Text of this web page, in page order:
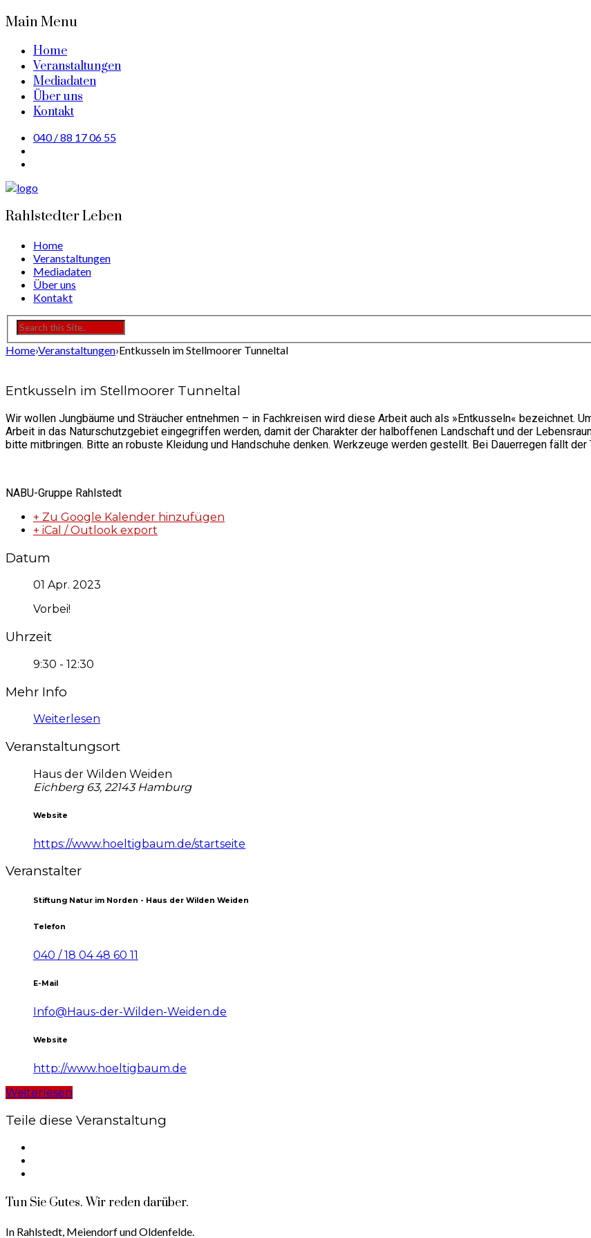
Main Menu
Home
Veranstaltungen
Mediadaten
Über uns
Kontakt
040 / 88 17 06 55
Rahlstedter Leben
Home
Veranstaltungen
Mediadaten
Über uns
Kontakt
Home›Veranstaltungen›Entkusseln im Stellmoorer Tunneltal
Entkusseln im Stellmoorer Tunneltal
Wir wollen Jungbäume und Sträucher entnehmen – in Fachkreisen wird diese Arbeit auch als »Entkusseln« bezeichnet.
Arbeit in das Naturschutzgebiet eingegriffen werden, damit der Charakter der halboffenen Landschaft und der
bitte mitbringen. Bitte an robuste Kleidung und Handschuhe denken. Werkzeuge werden gestellt. Bei Dauerregen fällt der
NABU-Gruppe Rahlstedt
+ Zu Google Kalender hinzufügen
+ iCal / Outlook export
Datum
01 Apr. 2023
Vorbei!
Uhrzeit
9:30 - 12:30
Mehr Info
Weiterlesen
Veranstaltungsort
Haus der Wilden Weiden
Eichberg 63, 22143 Hamburg
Website
https://www.hoeltigbaum.de/startseite
Veranstalter
Stiftung Natur im Norden - Haus der Wilden Weiden
Telefon
040 / 18 04 48 60 11
E-Mail
Info@Haus-der-Wilden-Weiden.de
Website
http://www.hoeltigbaum.de
Weiterlesen
Teile diese Veranstaltung
Tun Sie Gutes. Wir reden darüber.
In Rahlstedt, Meiendorf und Oldenfelde.